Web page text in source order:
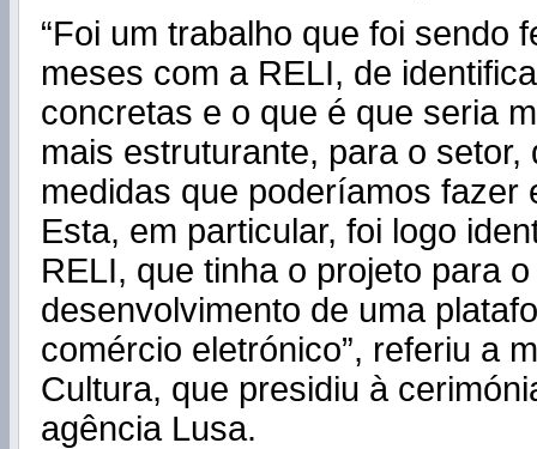
“Foi um trabalho que foi sendo
meses com a RELI, de
concretas e o que é que seria
mais estruturante, para o setor,
medidas que poderíamos fazer
Esta, em particular, foi logo
RELI, que tinha o projeto para o
desenvolvimento de uma
comércio eletrónico”, referiu a
Cultura, que presidiu à
agência Lusa.